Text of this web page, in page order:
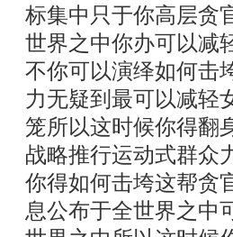
标集中只于你高层贪
世界之中你办可以减
不你可以演绎如何击
力无疑到最可以减轻
笼所以这时候你得翻
战略推行运动式群众
你得如何击垮这帮贪
息公布于全世界之中